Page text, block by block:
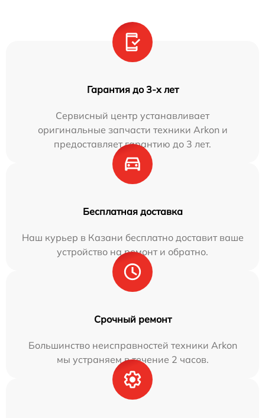
Гарантия до 3-х лет
Сервисный центр устанавливает
оригинальные запчасти техники Arkon и
предоставляет гарантию до 3 лет.
Бесплатная доставка
Наш курьер в Казани бесплатно доставит ваше
устройство на ремонт и обратно.
Срочный ремонт
Большинство неисправностей техники Arkon
мы устраняем в течение 2 часов.